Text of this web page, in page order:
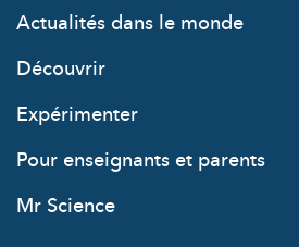
Actualités dans le monde
Découvrir
Expérimenter
Pour enseignants et parents
Mr Science